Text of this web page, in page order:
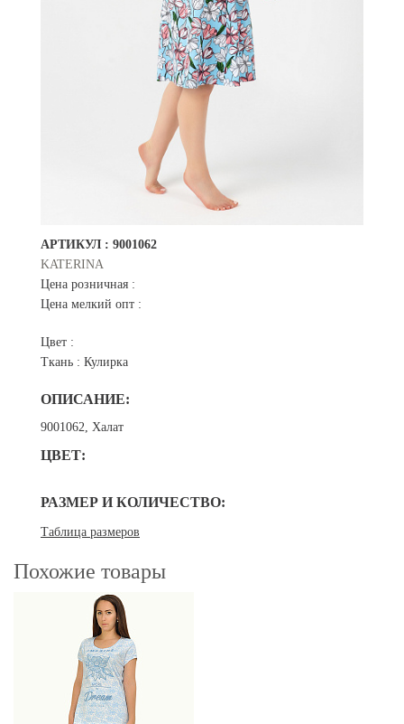
АРТИКУЛ : 9001062
KATERINA
Цена розничная :
Цена мелкий опт :
Цвет :
Ткань : Кулирка
ОПИСАНИЕ:
9001062, Халат
ЦВЕТ:
РАЗМЕР И КОЛИЧЕСТВО:
Таблица размеров
Похожие товары